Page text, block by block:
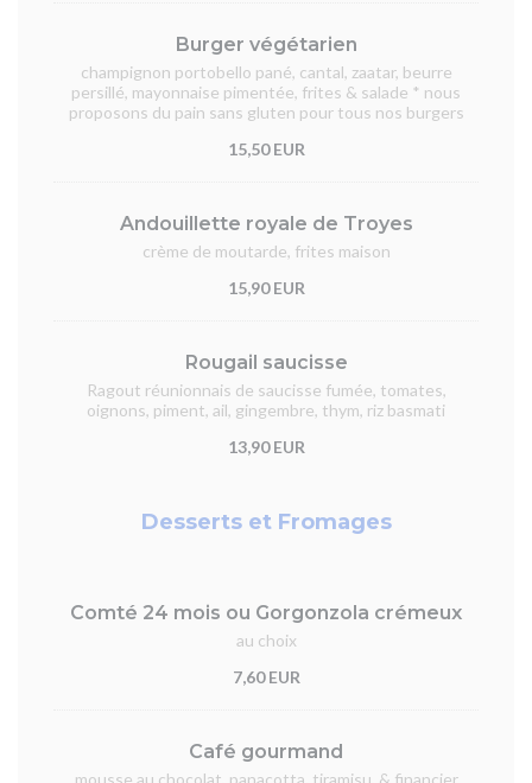
Burger végétarien
champignon portobello pané, cantal, zaatar, beurre
persillé, mayonnaise pimentée, frites & salade * nous
proposons du pain sans gluten pour tous nos burgers
15,50 EUR
Andouillette royale de Troyes
crème de moutarde, frites maison
15,90 EUR
Rougail saucisse
Ragout réunionnais de saucisse fumée, tomates,
oignons, piment, ail, gingembre, thym, riz basmati
13,90 EUR
Desserts et Fromages
Comté 24 mois ou Gorgonzola crémeux
au choix
7,60 EUR
Café gourmand
mousse au chocolat, panacotta, tiramisu, & financier